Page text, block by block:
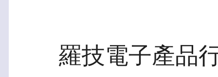
羅技電子產品行